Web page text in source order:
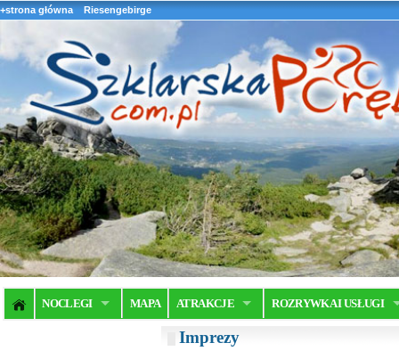
+strona główna Riesengebirge
NOCLEGI MAPA ATRAKCJE ROZRYWKA I USŁUGI
Imprezy